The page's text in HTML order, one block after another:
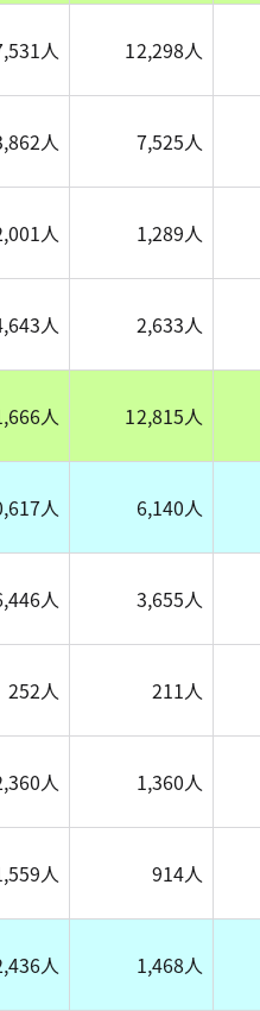
人 12,298人
人 7,525人
人 1,289人
人 2,633人
人 12,815人
人 6,140人
人 3,655人
252人 211人
人 1,360人
人 914人
人 1,468人